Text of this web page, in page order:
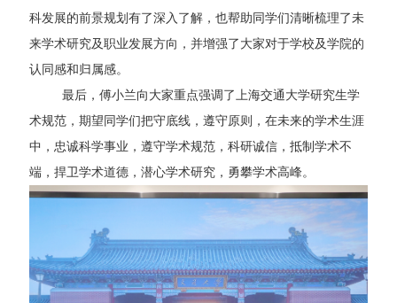
科发展的前景规划有了深入了解，也帮助同学们清晰梳理了未
来学术研究及职业发展方向，并增强了大家对于学校及学院的
认同感和归属感。
最后，傅小兰向大家重点强调了上海交通大学研究生学
术规范，期望同学们把守底线，遵守原则，在未来的学术生涯
中，忠诚科学事业，遵守学术规范，科研诚信，抵制学术不
端，捍卫学术道德，潜心学术研究，勇攀学术高峰。